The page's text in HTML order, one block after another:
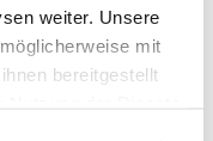
weiter. Unsere
mit
bereitgestellt